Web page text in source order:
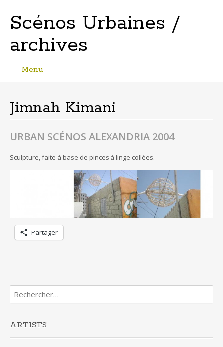
Scénos Urbaines /
archives
Menu
Jimnah Kimani
URBAN SCÉNOS ALEXANDRIA 2004
Sculpture, faite à base de pinces à linge collées.
Partager
Rechercher :
ARTISTS